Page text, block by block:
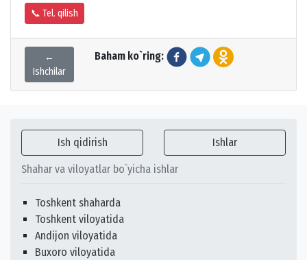
📞 Tel. qilish
←
Ishchilar
Baham ko`ring:
Ish qidirish Ishlar
Shahar va viloyatlar bo`yicha ishlar
Toshkent shaharda
Toshkent viloyatida
Andijon viloyatida
Buxoro viloyatida